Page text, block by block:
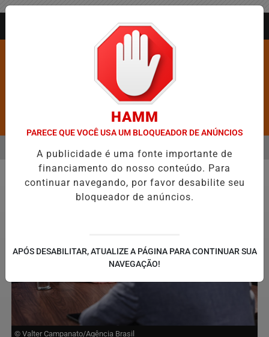
Pesquisar Notícia
É CONFIRMADA NO DIA DO EVANGÉLICO EM JEQUIÉ E REFORÇA
EM ALTA
MENU
Política
© Valter Campanato/Agência Brasil
HAMM
PARECE QUE VOCÊ USA UM BLOQUEADOR DE ANÚNCIOS
A publicidade é uma fonte importante de
financiamento do nosso conteúdo. Para
continuar navegando, por favor desabilite seu
bloqueador de anúncios.
APÓS DESABILITAR, ATUALIZE A PÁGINA PARA CONTINUAR SUA
NAVEGAÇÃO!